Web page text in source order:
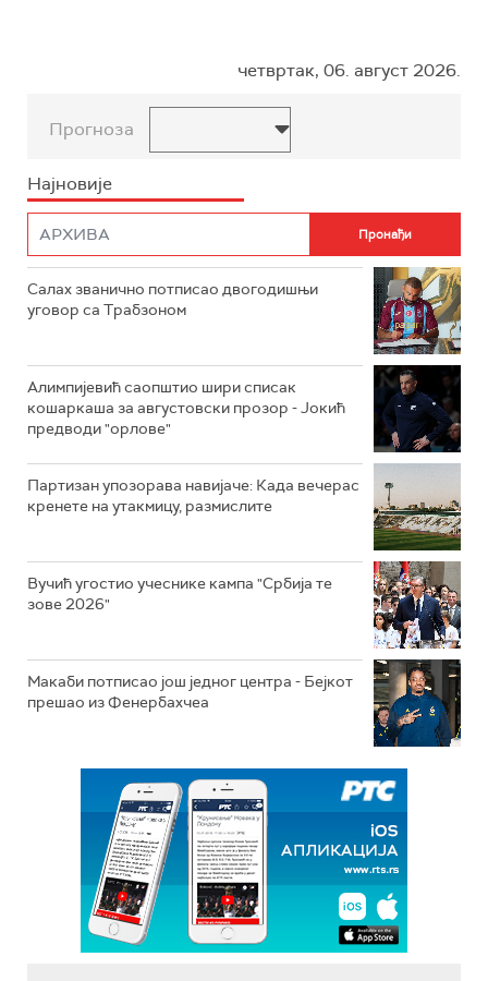
четвртак, 06. август 2026.
Прогноза
Најновије
Салах званично потписао двогодишњи
уговор са Трабзоном
Алимпијевић саопштио шири списак
кошаркаша за августовски прозор - Јокић
предводи "орлове"
Партизан упозорава навијаче: Када вечерас
кренете на утакмицу, размислите
Вучић угостио учеснике кампа "Србија те
зове 2026"
Макаби потписао још једног центра - Бејкот
прешао из Фенербахчеа